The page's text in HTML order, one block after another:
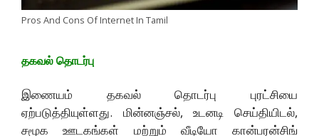
Pros And Cons Of Internet In Tamil
தகவல் தொடர்பு
இணையம் தகவல் தொடர்பு புரட்சியை
ஏற்படுத்தியுள்ளது. மின்னஞ்சல், உடனடி செய்தியிடல்,
சமூக ஊடகங்கள் மற்றும் வீடியோ கான்பரன்சிங்